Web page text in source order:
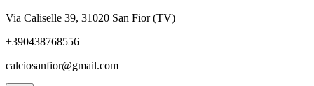
Via Caliselle 39, 31020 San Fior (TV)
+390438768556
calciosanfior@gmail.com